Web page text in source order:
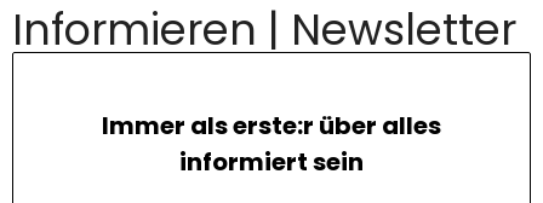
Informieren | Newsletter
Immer als erste:r über alles
informiert sein